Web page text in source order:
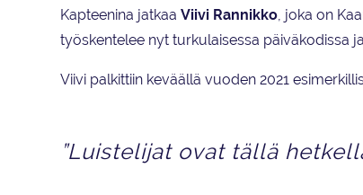
Kapteenina jatkaa Viivi Rannikko, joka on
työskentelee nyt turkulaisessa päiväkodissa
Viivi palkittiin keväällä vuoden 2021
”Luistelijat ovat tällä